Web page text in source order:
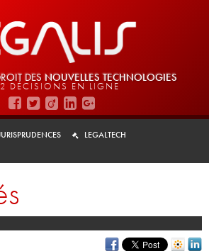
DES NOUVELLES TECHNOLOGIES
DÉCISIONS EN LIGNE
LEGALTECH